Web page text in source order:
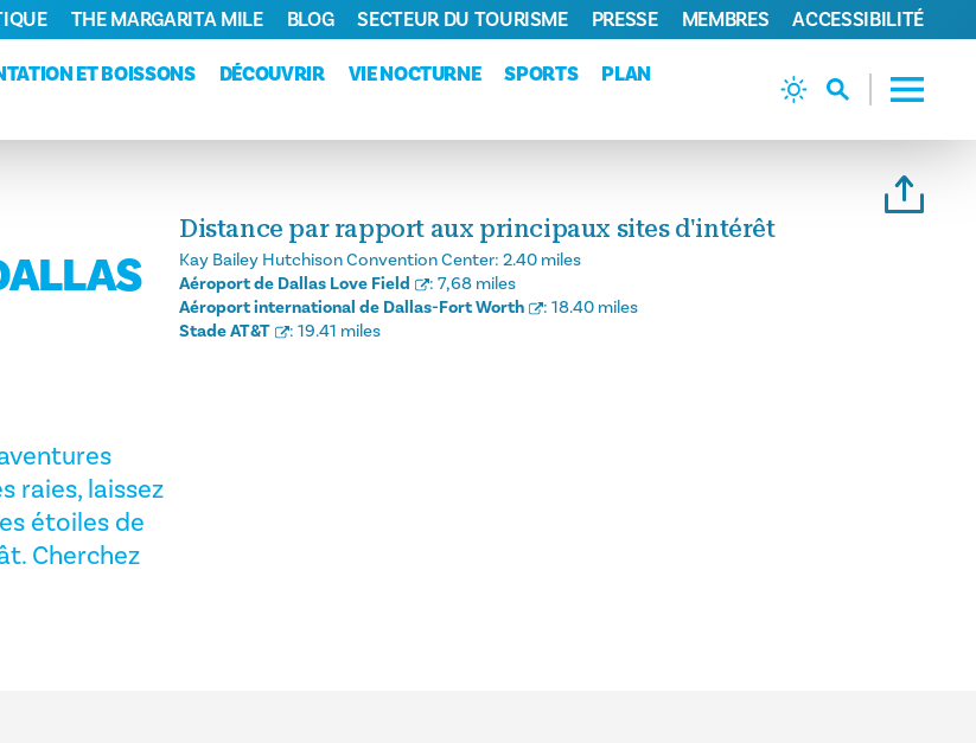
ET BOISSONS DÉCOUVRIR VIE NOCTURNE SPORTS
PLAN
THE MARGARITA MILE BLOG SECTEUR DU TOURISME PRESSE MEMBRES ACCESSIBILITÉ
raies, laissez
étoiles de
Cherchez
Distance par rapport aux principaux sites d'intérêt
Kay Bailey Hutchison Convention Center: 2.40 miles
Aéroport de Dallas Love Field
: 7,68 miles
Aéroport international de Dallas-Fort Worth
: 18.40 miles
Stade AT&T
: 19.41 miles